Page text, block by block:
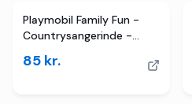
Playmobil Family Fun -
Countrysangerinde -
85 kr.